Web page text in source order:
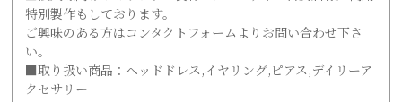
特別製作もしております。
ご興味のある方はコンタクトフォームよりお問い合わせ下さ
い。
■取り扱い商品：ヘッドドレス,イヤリング,ピアス,デイリーア
クセサリー